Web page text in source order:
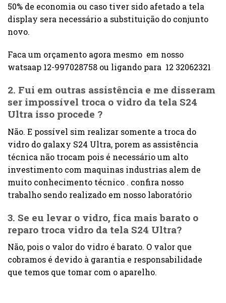
50% de economia ou caso tiver sido afetado a tela
display sera necessário a substituição do conjunto
novo.
Faca um orçamento agora mesmo em nosso
watsaap 12-997028758 ou ligando para 12 32062321
2. Fui em outras assistência e me disseram
ser impossível troca o vidro da tela S24
Ultra isso procede ?
Não. E possível sim realizar somente a troca do
vidro do galaxy S24 Ultra, porem as assistência
técnica não trocam pois é necessário um alto
investimento com maquinas industrias alem de
muito conhecimento técnico . confira nosso
trabalho sendo realizado em nosso laboratório
3. Se eu levar o vidro, fica mais barato o
reparo troca vidro da tela S24 Ultra?
Não, pois o valor do vidro é barato. O valor que
cobramos é devido à garantia e responsabilidade
que temos que tomar com o aparelho.